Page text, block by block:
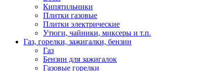
Кипятильники
Плитки газовые
Плитки электрические
Утюги, чайники, миксеры и т.п.
Газ, горелки, зажигалки, бензин
Газ
Бензин для зажигалок
Газовые горелки